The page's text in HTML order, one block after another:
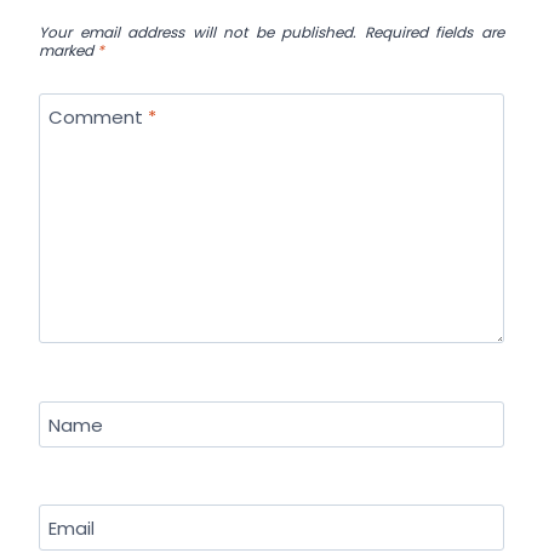
Your email address will not be published. Required fields are
marked*
Comment *
Name
Email